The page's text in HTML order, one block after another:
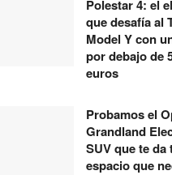
Polestar 4: el
que desafía al
Model Y con
por debajo de
euros
Probamos el
Grandland
SUV que te da
espacio que